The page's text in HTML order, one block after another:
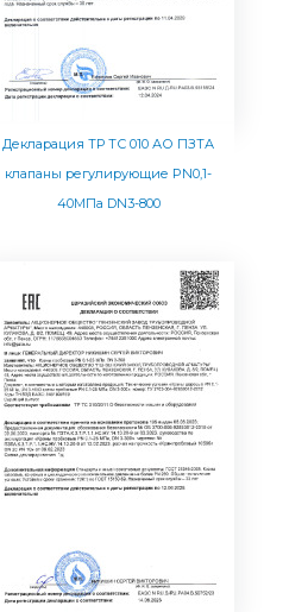
Декларация ТР ТС 010 АО ПЗТА
клапаны регулирующие PN0,1-
40МПа DN3-800